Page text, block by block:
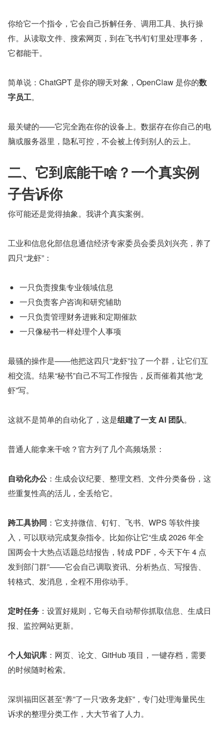
你给它一个指令，它会自己拆解任务、调用工具、执行操
作。从读取文件、搜索网页，到在飞书/钉钉里处理事务，
它都能干。
简单说：ChatGPT 是你的聊天对象，OpenClaw 是你的数
字员工。
最关键的——它完全跑在你的设备上。数据存在你自己的电
脑或服务器里，隐私可控，不会被上传到别人的云上。
二、它到底能干啥？一个真实例
子告诉你
你可能还是觉得抽象。我讲个真实案例。
工业和信息化部信息通信经济专家委员会委员刘兴亮，养了
四只“龙虾”：
一只负责搜集专业领域信息
一只负责客户咨询和研究辅助
一只负责管理财务进账和定期催款
一只像秘书一样处理个人事项
最骚的操作是——他把这四只“龙虾”拉了一个群，让它们互
相交流。结果“秘书”自己不写工作报告，反而催着其他“龙
虾”写。
这就不是简单的自动化了，这是组建了一支 AI 团队。
普通人能拿来干啥？官方列了几个高频场景：
自动化办公：生成会议纪要、整理文档、文件分类备份，这
些重复性高的活儿，全丢给它。
跨工具协同 ：它支持微信、钉钉、飞书、WPS 等软件接
入，可以联动完成复杂指令。比如你让它“生成 2026 年全
国两会十大热点话题总结报告，转成 PDF，今天下午 4 点
发到部门群”——它会自己调取资讯、分析热点、写报告、
转格式、发消息，全程不用你动手。
定时任务 ：设置好规则，它每天自动帮你抓取信息、生成日
报、监控网站更新。
个人知识库 ：网页、论文、GitHub 项目，一键存档，需要
的时候随时检索。
深圳福田区甚至“养”了一只“政务龙虾”，专门处理海量民生
诉求的整理分类工作，大大节省了人力。